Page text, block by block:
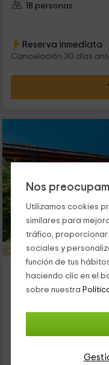
Nos
Utilizamos cookies
similares para
tráfico,
sociales y
función de tus
haciendo clic en el
sobre nuestra
18 personas
Reserva inmediata
Cancelación 30 días
Urdaibai Rentals-
0 opiniones